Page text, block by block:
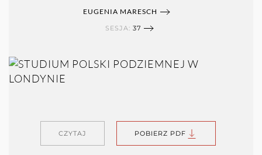
EUGENIA MARESCH
SESJA: 37
CZYTAJ POBIERZ PDF